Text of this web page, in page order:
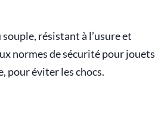
résistant à l’usure et
normes de sécurité pour jouets
pour éviter les chocs.